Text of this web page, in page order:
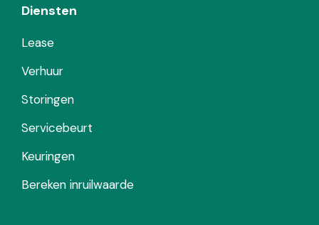
Diensten
Lease
Verhuur
Storingen
Servicebeurt
Keuringen
Bereken inruilwaarde